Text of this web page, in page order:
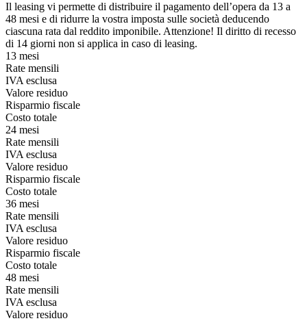
Il leasing vi permette di distribuire il pagamento dell’opera da 13 a
48 mesi e di ridurre la vostra imposta sulle società deducendo
ciascuna rata dal reddito imponibile. Attenzione! Il diritto di recesso
di 14 giorni non si applica in caso di leasing.
13 mesi
Rate mensili
IVA esclusa
Valore residuo
Risparmio fiscale
Costo totale
24 mesi
Rate mensili
IVA esclusa
Valore residuo
Risparmio fiscale
Costo totale
36 mesi
Rate mensili
IVA esclusa
Valore residuo
Risparmio fiscale
Costo totale
48 mesi
Rate mensili
IVA esclusa
Valore residuo